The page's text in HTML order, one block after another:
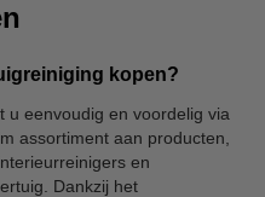
kopen?
u eenvoudig en voordelig via
assortiment aan producten,
en
Dankzij het